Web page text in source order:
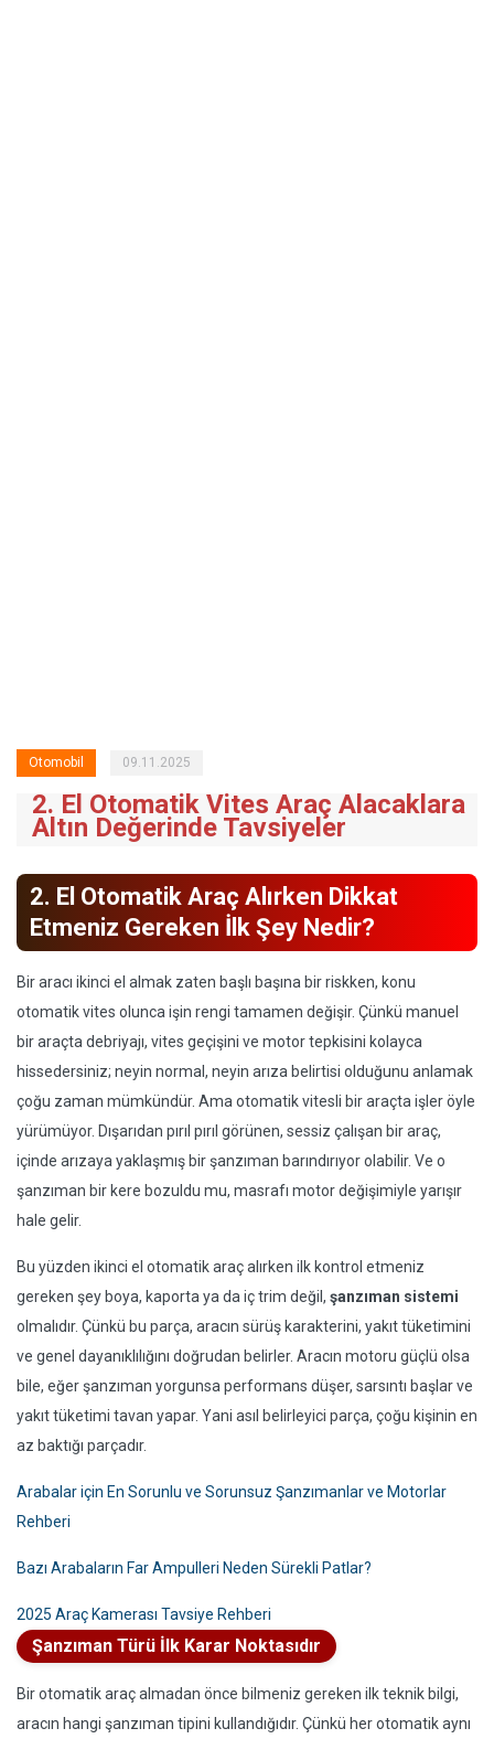
Otomobil 09.11.2025
2. El Otomatik Vites Araç Alacaklara
Altın Değerinde Tavsiyeler
2. El Otomatik Araç Alırken Dikkat
Etmeniz Gereken İlk Şey Nedir?
Bir aracı ikinci el almak zaten başlı başına bir riskken, konu
otomatik vites olunca işin rengi tamamen değişir. Çünkü manuel
bir araçta debriyajı, vites geçişini ve motor tepkisini kolayca
hissedersiniz; neyin normal, neyin arıza belirtisi olduğunu anlamak
çoğu zaman mümkündür. Ama otomatik vitesli bir araçta işler öyle
yürümüyor. Dışarıdan pırıl pırıl görünen, sessiz çalışan bir araç,
içinde arızaya yaklaşmış bir şanzıman barındırıyor olabilir. Ve o
şanzıman bir kere bozuldu mu, masrafı motor değişimiyle yarışır
hale gelir.
Bu yüzden ikinci el otomatik araç alırken ilk kontrol etmeniz
gereken şey boya, kaporta ya da iç trim değil, şanzıman sistemi
olmalıdır. Çünkü bu parça, aracın sürüş karakterini, yakıt tüketimini
ve genel dayanıklılığını doğrudan belirler. Aracın motoru güçlü olsa
bile, eğer şanzıman yorgunsa performans düşer, sarsıntı başlar ve
yakıt tüketimi tavan yapar. Yani asıl belirleyici parça, çoğu kişinin en
az baktığı parçadır.
Arabalar için En Sorunlu ve Sorunsuz Şanzımanlar ve Motorlar
Rehberi
Bazı Arabaların Far Ampulleri Neden Sürekli Patlar?
2025 Araç Kamerası Tavsiye Rehberi
Şanzıman Türü İlk Karar Noktasıdır
Bir otomatik araç almadan önce bilmeniz gereken ilk teknik bilgi,
aracın hangi şanzıman tipini kullandığıdır. Çünkü her otomatik aynı